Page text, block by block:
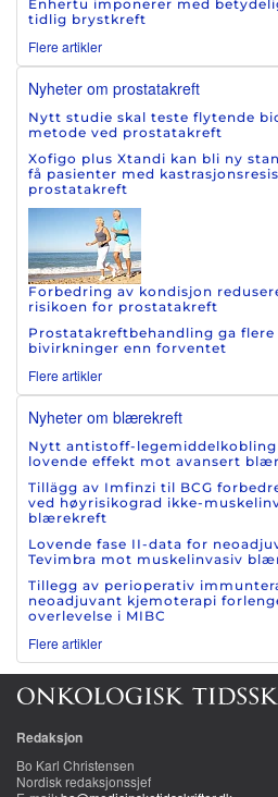
Enhertu imponerer med
tidlig brystkreft
Flere artikler
Nyheter om prostatakreft
Nytt studie skal teste flytende
metode ved prostatakreft
Xofigo plus Xtandi kan bli ny
få pasienter med
prostatakreft
Forbedring av kondisjon
risikoen for prostatakreft
Prostatakreftbehandling ga flere
bivirkninger enn forventet
Flere artikler
Nyheter om blærekreft
Nytt antistoff-legemiddelkobling
lovende effekt mot avansert
Tillägg av Imfinzi til BCG
ved høyrisikograd ikke-
blærekreft
Lovende fase II-data for
Tevimbra mot muskelinvasiv
Tillegg av perioperativ
neoadjuvant kjemoterapi
overlevelse i MIBC
Flere artikler
Redaksjon
Bo Karl Christensen
Nordisk redaksjonssjef